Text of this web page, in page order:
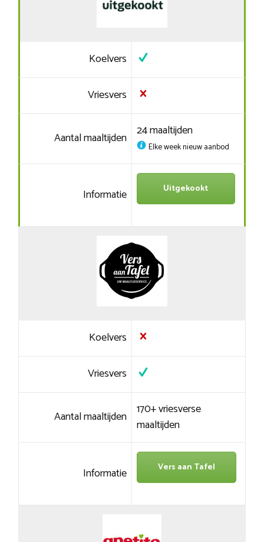
Koelvers
Vriesvers
Aantal maaltijden 24 maaltijden
Elke week nieuw aanbod
Informatie Uitgekookt
Koelvers
Vriesvers
Aantal maaltijden 170+ vriesverse
maaltijden
Informatie Vers aan Tafel